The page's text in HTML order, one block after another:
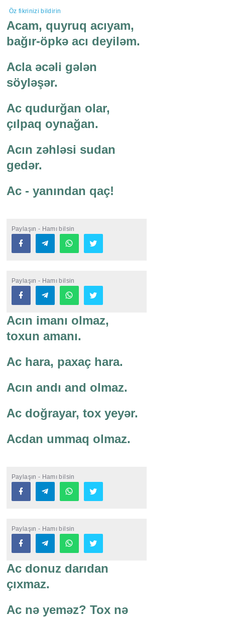
Öz fikrinizi bildirin
Acam, quyruq acıyam,
bağır-öpkə acı deyiləm.
Acla əcəli gələn
söyləşər.
Ac qudurğan olar,
çılpaq oynağan.
Acın zəhləsi sudan
gedər.
Ac - yanından qaç!
Paylaşın - Hamı bilsin
Paylaşın - Hamı bilsin
Acın imanı olmaz,
toxun amanı.
Ac hara, paxaç hara.
Acın andı and olmaz.
Ac doğrayar, tox yeyər.
Acdan ummaq olmaz.
Paylaşın - Hamı bilsin
Paylaşın - Hamı bilsin
Ac donuz darıdan
çıxmaz.
Ac nə yeməz? Tox nə